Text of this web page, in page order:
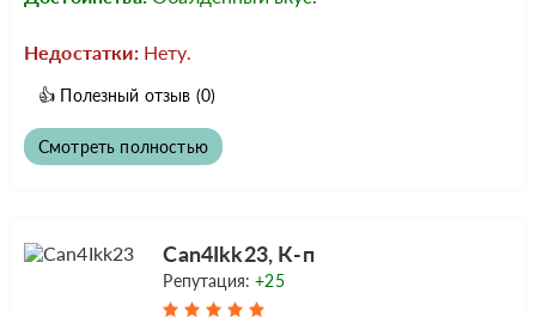
Недостатки: Нету.
👍 Полезный отзыв (0)
Смотреть полностью
Can4Ikk23, К-п
Репутация:+25